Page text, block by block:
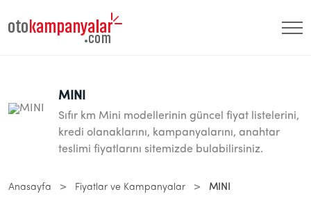
MINI
Sıfır km Mini modellerinin güncel fiyat listelerini,
kredi olanaklarını, kampanyalarını, anahtar
teslimi fiyatlarını sitemizde bulabilirsiniz.
Anasayfa > Fiyatlar ve Kampanyalar > MINI